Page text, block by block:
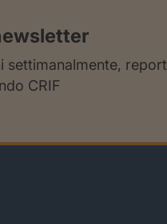
settimanalmente,
CRIF